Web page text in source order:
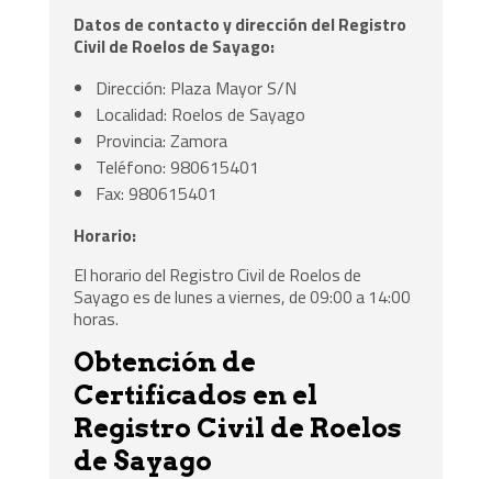
Datos de contacto y dirección del Registro
Civil de Roelos de Sayago:
Dirección: Plaza Mayor S/N
Localidad: Roelos de Sayago
Provincia: Zamora
Teléfono: 980615401
Fax: 980615401
Horario:
El horario del Registro Civil de Roelos de
Sayago es de lunes a viernes, de 09:00 a 14:00
horas.
Obtención de
Certificados en el
Registro Civil de Roelos
de Sayago